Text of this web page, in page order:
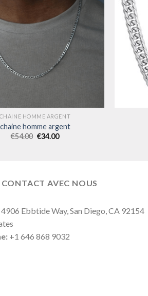
CHAINE HOMME ARGENT
chaine homme argent
€54.00 €34.00
CONTACT AVEC NOUS
4906 Ebbtide Way, San Diego, CA 92154
+1 646 868 9032